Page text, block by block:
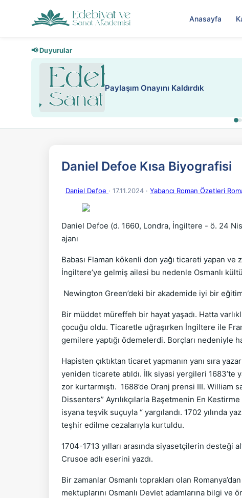
Anasayfa
📢 Duyurular
Nadir içeriklere
Daniel Defoe Kısa Biyografisi
Daniel Defoe · 17.11.2024 · Yabancı Roman Özetleri
Daniel Defoe (d. 1660, Londra, İngiltere - ö. 24
ajanı
Babası Flaman kökenli don yağı ticareti yapan ve
İngiltere’ye gelmiş ailesi bu nedenle Osmanlı
Newington Green’deki bir akademide iyi bir
Bir müddet müreffeh bir hayat yaşadı. Hatta
çocuğu oldu. Ticaretle uğraşırken İngiltere ile
gemilere yaptığı ödemelerdi. Borçları nedeniyle
Hapisten çıktıktan ticaret yapmanın yanı sıra
yeniden ticarete atıldı. İlk siyasi yergileri 1683’te
zor kurtarmıştı. 1688’de Oranj prensi III. William
Dissenters” Ayrılıkçılarla Başetmenin En
isyana teşvik suçuyla “ yargılandı. 1702 yılında
teşhir edilme cezalarıyla kurtuldu.
1704-1713 yılları arasında siyasetçilerin desteği
Crusoe adlı eserini yazdı.
Bir zamanlar Osmanlı toprakları olan
mektuplarını Osmanlı Devlet adamlarına bilgi ve